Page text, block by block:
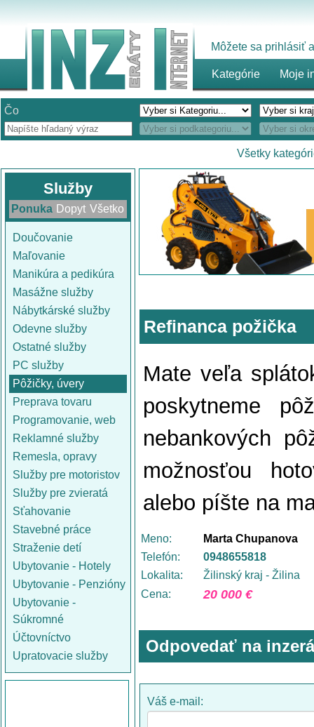
Môžete sa prihlásiť
Kategórie Moje
Čo
Všetky
Služby
Ponuka Dopyt Všetko
Doučovanie
Maľovanie
Manikúra a pedikúra
Masážne služby
Nábytkárské služby
Odevne služby
Ostatné služby
PC služby
Pôžičky, úvery
Preprava tovaru
Programovanie, web
Reklamné služby
Remesla, opravy
Služby pre motoristov
Služby pre zvieratá
Sťahovanie
Stavebné práce
Straženie detí
Ubytovanie - Hotely
Ubytovanie - Penzióny
Ubytovanie -
Súkromné
Účtovníctvo
Upratovacie služby
Refinanca požička
Mate veľa
poskytneme
nebankových
možnosťou
alebo píšte na
Meno:
Marta Chupanova
Telefón:
0948655818
Lokalita:
Žilinský kraj - Žilina
Cena:
20 000 €
Odpovedať na
Váš e-mail: